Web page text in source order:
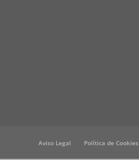
Aviso Legal Política de Cookies